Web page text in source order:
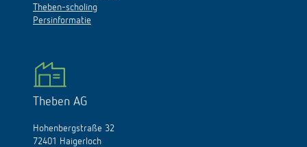
Theben-scholing
Persinformatie
Theben AG
Hohenbergstraße 32
72401 Haigerloch